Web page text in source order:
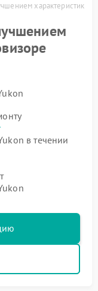
характеристик
в течении